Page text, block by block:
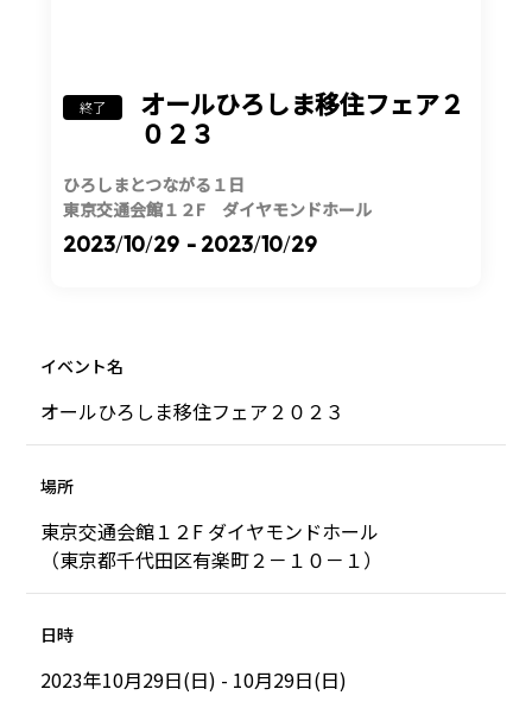
終了
オールひろしま移住フェア２
０２３
ひろしまとつながる１日
東京交通会館１２F ダイヤモンドホール
2023/10/29 - 2023/10/29
イベント名
オールひろしま移住フェア２０２３
場所
東京交通会館１２F ダイヤモンドホール
（東京都千代田区有楽町２－１０－１）
日時
2023年10月29日(日) - 10月29日(日)